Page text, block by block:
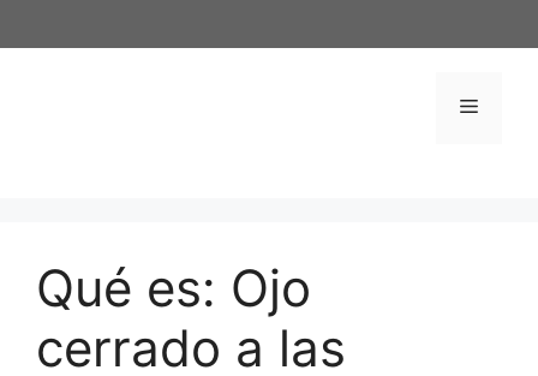
al
Menú
Qué es: Ojo
cerrado a las